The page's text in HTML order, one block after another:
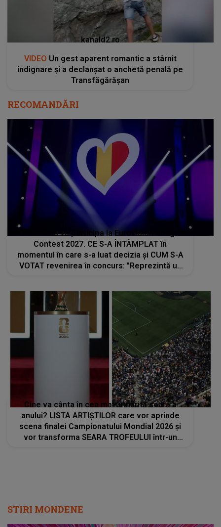
kanald2.ro
VIDEO Un gest aparent romantic a stârnit
indignare și a declanșat o anchetă penală pe
Transfăgărășan
RECOMANDĂRI
România va participa la Eurovision Song
Contest 2027. CE S-A ÎNTÂMPLAT în
momentul în care s-a luat decizia și CUM S-A
VOTAT revenirea în concurs: "Reprezintă un
Cine va cânta în cea mai urmărită seară a
anului? LISTA ARTIȘTILOR care vor aprinde
scena finalei Campionatului Mondial 2026 și
vor transforma SEARA TROFEULUI într-un
STIRI MONDENE